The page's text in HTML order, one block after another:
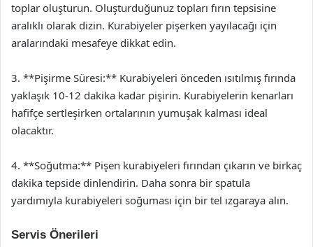
toplar oluşturun. Oluşturduğunuz topları fırın tepsisine
aralıklı olarak dizin. Kurabiyeler pişerken yayılacağı için
aralarındaki mesafeye dikkat edin.
3. **Pişirme Süresi:** Kurabiyeleri önceden ısıtılmış fırında
yaklaşık 10-12 dakika kadar pişirin. Kurabiyelerin kenarları
hafifçe sertleşirken ortalarının yumuşak kalması ideal
olacaktır.
4. **Soğutma:** Pişen kurabiyeleri fırından çıkarın ve birkaç
dakika tepside dinlendirin. Daha sonra bir spatula
yardımıyla kurabiyeleri soğuması için bir tel ızgaraya alın.
Servis Önerileri